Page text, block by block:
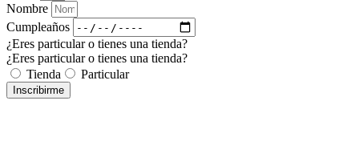
Nombre
Cumpleaños
¿Eres particular o tienes una tienda?
¿Eres particular o tienes una tienda?
Tienda
Particular
Inscribirme